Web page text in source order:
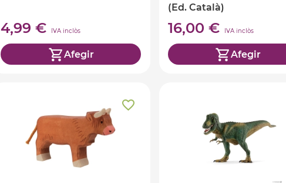
4,99 € IVA inclòs
Afegir
(Ed. Català)
16,00 € IVA inclòs
Afegir